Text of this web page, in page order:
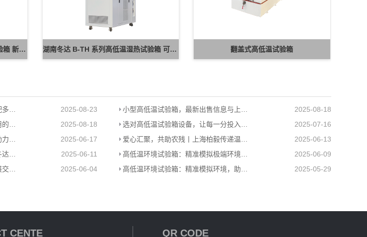
湖南冬达 B-TH-B 系列电池防爆试验箱 新能源电池高低温防爆测试设备 湖南冬达 B-TH 系列高低温湿热试验箱 可定制高低温循环可靠性测试设备 翻盖式高低温试验箱
2025-08-23
2025-08-18
2025-08-18
2025-07-16
2025-06-17
2025-06-13
2025-06-11
2025-06-09
2025-06-04 2025-05-29
CENTE QR CODE